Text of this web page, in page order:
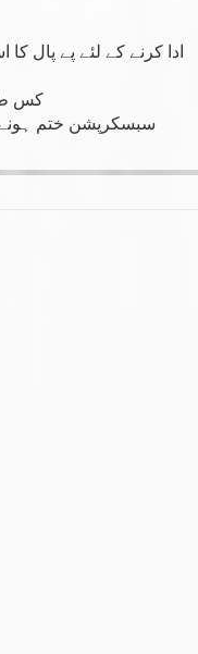
ادا کرنے کے لئے پے پال
4 کس
سبسکرپشن ختم